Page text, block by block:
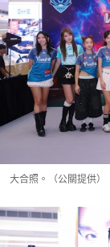
大合照。（公關提供）